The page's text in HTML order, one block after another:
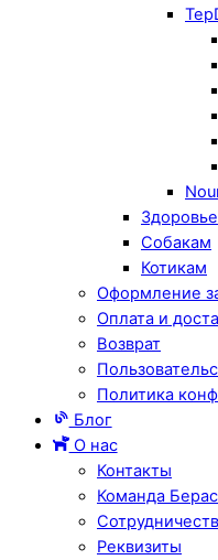
Здоровье
Собакам
Котикам
Оформление
Оплата и
Возврат
Политика
Блог
О нас
Контакты
Команда
Реквизиты